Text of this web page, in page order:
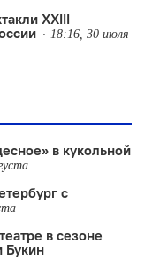
XXIII
18:16, 30 июля
в кукольной
с
в сезоне
Букин